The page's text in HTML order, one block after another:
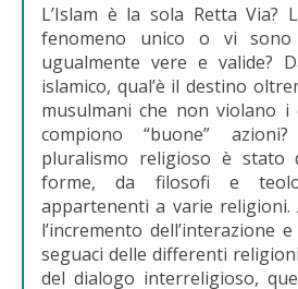
L’Islam è la sola Retta Via?
fenomeno unico o vi sono
ugualmente vere e valide?
islamico, qual’è il destino
musulmani che non violano
compiono “buone”
pluralismo religioso è stato
forme, da filosofi e
appartenenti a varie religioni.
l’incremento dell’interazione
seguaci delle differenti
del dialogo interreligioso,